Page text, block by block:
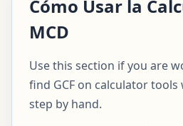
Cómo Usar la
MCD
Use this section if you are
find GCF on calculator
step by hand.